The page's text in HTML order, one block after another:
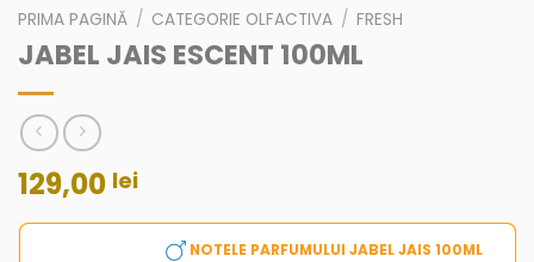
PRIMA PAGINĂ / CATEGORIE OLFACTIVA / FRESH
JABEL JAIS ESCENT 100ML
129,00 lei
NOTELE PARFUMULUI JABEL JAIS 100ML